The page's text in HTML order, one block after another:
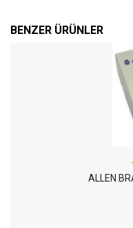
BENZER ÜRÜNLER
ALLEN